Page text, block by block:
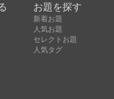
お題を探す
新着お題
人気お題
セレクトお題
人気タグ